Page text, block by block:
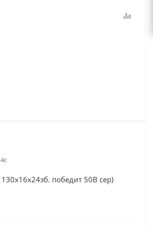
победит 50В сер)